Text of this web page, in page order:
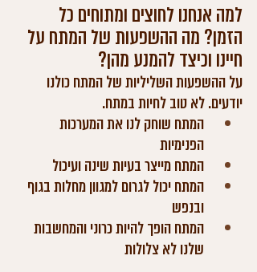
למה אנחנו לחוצים ומתוחים כל
הזמן? מה ההשפעות של המתח על
חיינו וכיצד להמנע מהן?
על ההשפעות השליליות של המתח כולנו
יודעים. לא טוב לחיות במתח.
המתח שוחק לנו את המערכות
הפנימיות
המתח מייצר בעיות שינה ועיכול
המתח יכול לגרום למגוון מחלות בגוף
ובנפש
המתח הופך להיות כרוני והמחשבות
שלנו לא צלולות